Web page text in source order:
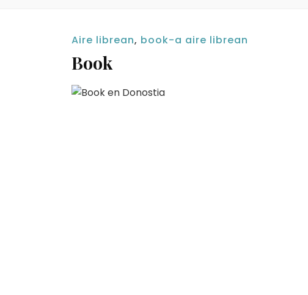
Aire librean, book-a aire librean
Book